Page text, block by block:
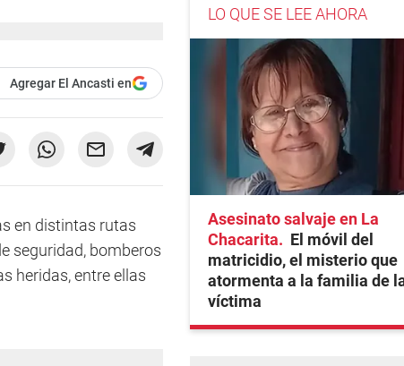
Agregar El Ancasti en
en distintas rutas
seguridad, bomberos
heridas, entre ellas
LO QUE SE LEE AHORA
Asesinato salvaje en La
Chacarita
El móvil del
matricidio, el misterio que
atormenta a la familia de
víctima